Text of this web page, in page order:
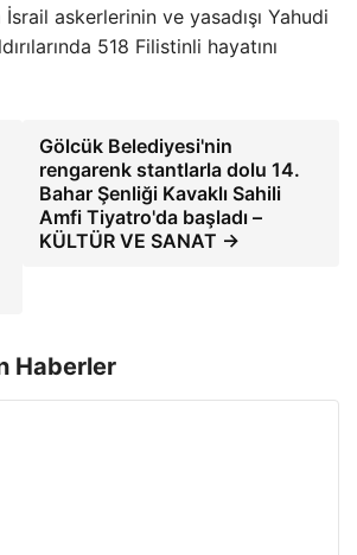
askerlerinin ve yasadışı Yahudi
518 Filistinli hayatını
Gölcük Belediyesi'nin
rengarenk stantlarla dolu 14.
Bahar Şenliği Kavaklı Sahili
Amfi Tiyatro'da başladı –
KÜLTÜR VE SANAT →
Haberler